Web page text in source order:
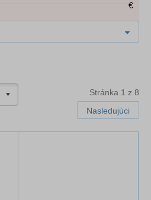
€
Stránka 1 z 8
Nasledujúci